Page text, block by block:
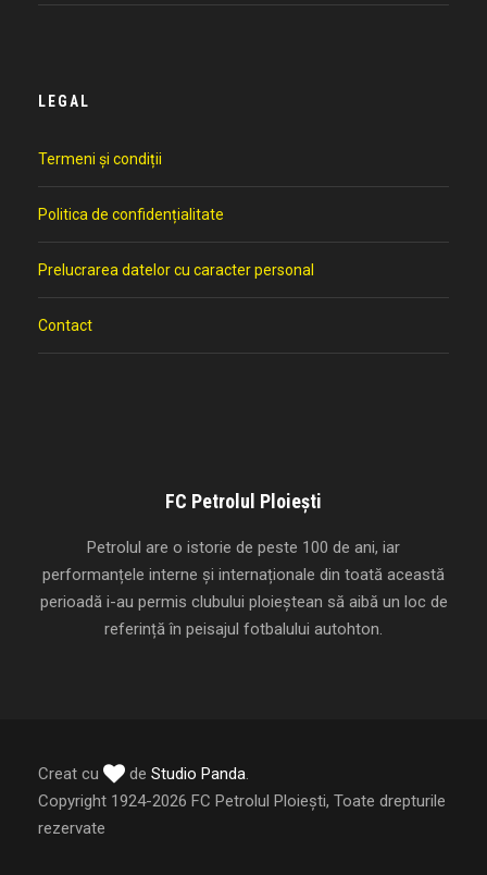
LEGAL
Termeni și condiții
Politica de confidențialitate
Prelucrarea datelor cu caracter personal
Contact
FC Petrolul Ploiești
Petrolul are o istorie de peste 100 de ani, iar
performanțele interne și internaționale din toată această
perioadă i-au permis clubului ploieștean să aibă un loc de
referință în peisajul fotbalului autohton.
Creat cu de Studio Panda.
Copyright 1924-2026 FC Petrolul Ploiești, Toate drepturile
rezervate